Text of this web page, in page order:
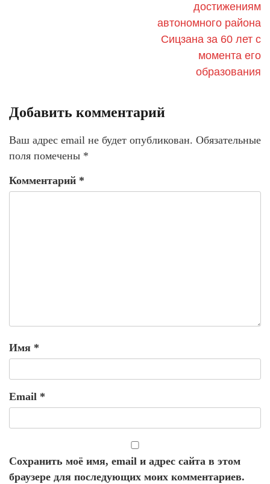
достижениям
автономного района
Сицзана за 60 лет с
момента его
образования
Добавить комментарий
Ваш адрес email не будет опубликован. Обязательные
поля помечены *
Комментарий *
Имя *
Email *
Сохранить моё имя, email и адрес сайта в этом
браузере для последующих моих комментариев.